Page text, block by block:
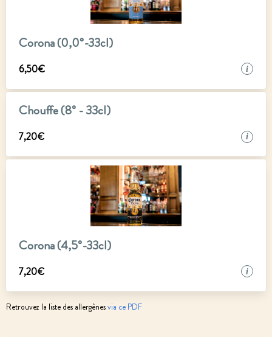
Corona (0,0°-33cl)
6,50€ i
Chouffe (8° - 33cl)
7,20€ i
Corona (4,5°-33cl)
7,20€ i
Retrouvez la liste des allergènesvia ce PDF